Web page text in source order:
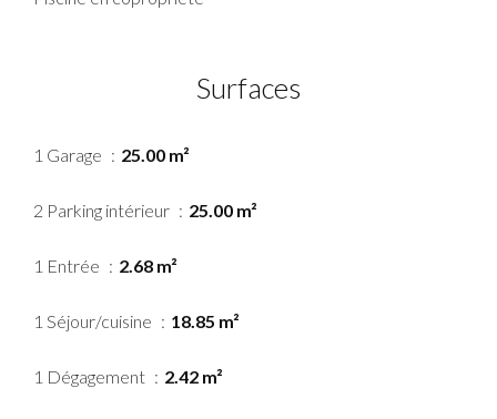
Surfaces
1 Garage 25.00 m²
2 Parking intérieur 25.00 m²
1 Entrée 2.68 m²
1 Séjour/cuisine 18.85 m²
1 Dégagement 2.42 m²